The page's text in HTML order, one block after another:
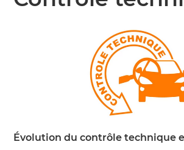
Évolution du contrôle technique